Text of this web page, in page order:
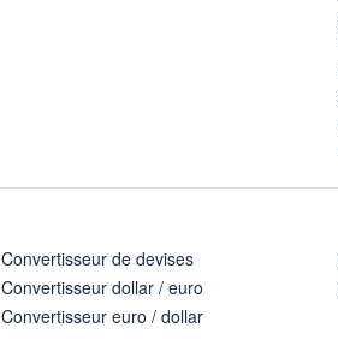
Convertisseur de devises
Convertisseur dollar / euro
Convertisseur euro / dollar